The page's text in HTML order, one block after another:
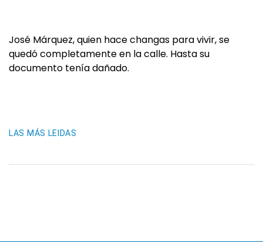
José Márquez, quien hace changas para vivir, se
quedó completamente en la calle. Hasta su
documento tenía dañado.
LAS MÁS LEIDAS